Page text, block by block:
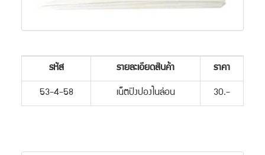
รหัส รายละเอียดสินค้า ราคา
53-4-58 เน็ตปิงปองไนล่อน 30.-